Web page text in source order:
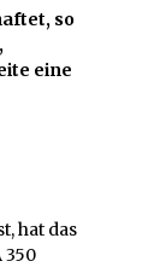
so
eine
hat das
350